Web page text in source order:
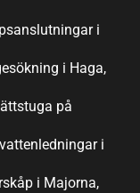
i
i Haga,
på
i
i Majorna,